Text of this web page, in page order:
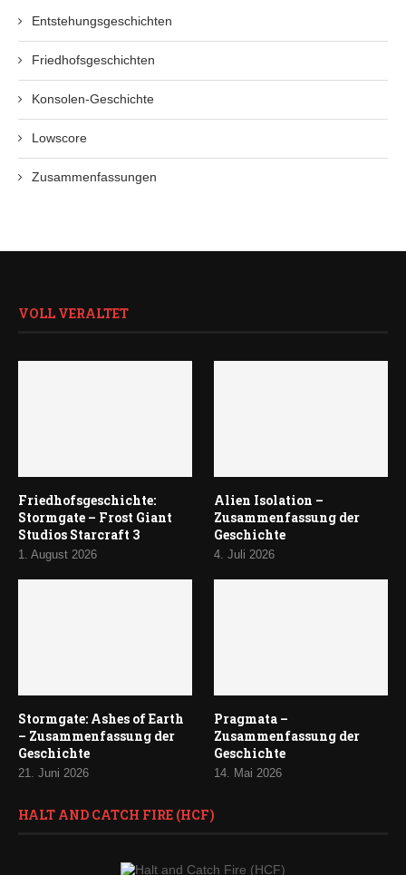
Entstehungsgeschichten
Friedhofsgeschichten
Konsolen-Geschichte
Lowscore
Zusammenfassungen
VOLL VERALTET
Friedhofsgeschichte:
Stormgate – Frost Giant
Studios Starcraft 3
1. August 2026
Alien Isolation –
Zusammenfassung der
Geschichte
4. Juli 2026
Stormgate: Ashes of Earth
– Zusammenfassung der
Geschichte
21. Juni 2026
Pragmata –
Zusammenfassung der
Geschichte
14. Mai 2026
HALT AND CATCH FIRE (HCF)